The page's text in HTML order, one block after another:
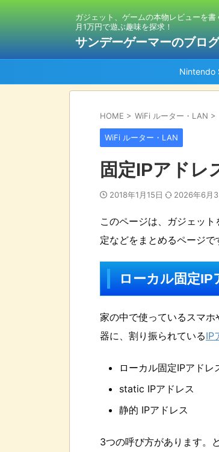
ガジェット、ゲームの本物レビューを書
月1万円で遊ぶ趣味を探求！
サンデーゲーマーのブロ
Nintendo
HOME > WiFi ルーター・LAN >
WiFi ルーター・LAN
固定IPアド
2018年1月15日 2026年6月3
このページは、ガジェッ
定などをまとめるページで
ローカル固定
家の中で使っているスマ
器に、割り振られているIP
ローカル固定IPアドレ
static IPアドレス
静的 IPアドレス
3つの呼び方があります。